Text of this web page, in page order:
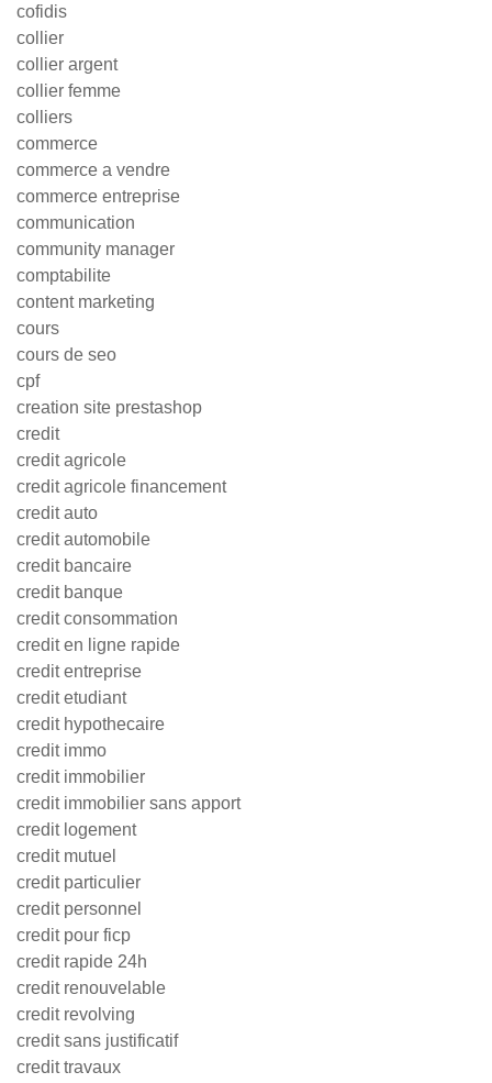
cofidis
collier
collier argent
collier femme
colliers
commerce
commerce a vendre
commerce entreprise
communication
community manager
comptabilite
content marketing
cours
cours de seo
cpf
creation site prestashop
credit
credit agricole
credit agricole financement
credit auto
credit automobile
credit bancaire
credit banque
credit consommation
credit en ligne rapide
credit entreprise
credit etudiant
credit hypothecaire
credit immo
credit immobilier
credit immobilier sans apport
credit logement
credit mutuel
credit particulier
credit personnel
credit pour ficp
credit rapide 24h
credit renouvelable
credit revolving
credit sans justificatif
credit travaux